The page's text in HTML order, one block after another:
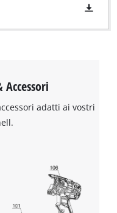
adatti ai vostri